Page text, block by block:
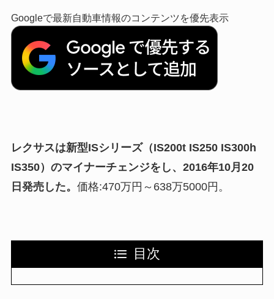
Googleで最新自動車情報のコンテンツを優先表示
レクサスは新型ISシリーズ（IS200t IS250 IS300h
IS350）のマイナーチェンジをし、2016年10月20
日発売した。 価格:470万円～638万5000円。
目次